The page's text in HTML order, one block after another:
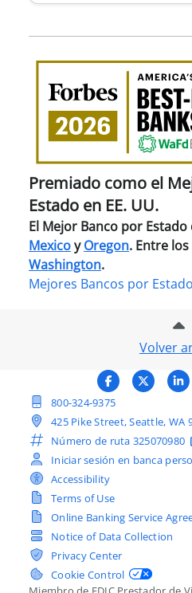
Premiado como el
Estado en EE. UU.
El Mejor Banco por Estado
Mexicoy Oregon. Entre
Washington.
Mejores Bancos por
Volver
Facebook
X
800-324-9375
425 Pike Street, Seattle, WA
Número de ruta 325070980
Iniciar sesión en banca
Accessibility
Terms of Use
Online Banking Service
Notice of Data Collection
Privacy Center
Cookie Control